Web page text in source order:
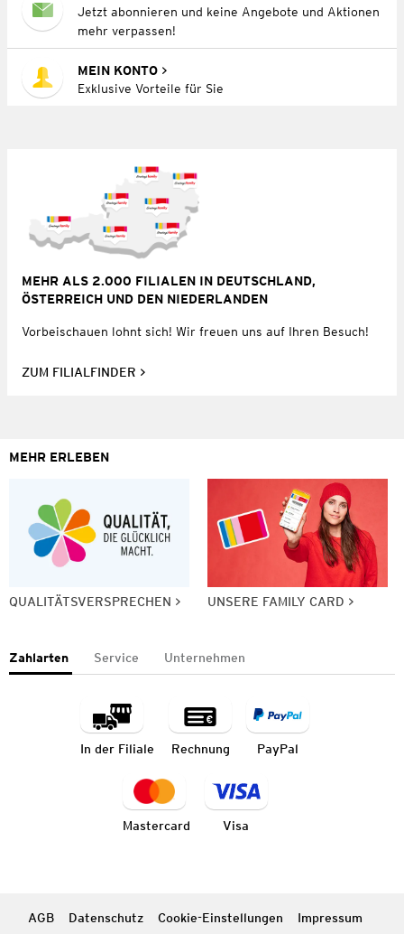
Jetzt abonnieren und keine Angebote und Aktionen
mehr verpassen!
MEIN KONTO
Exklusive Vorteile für Sie
MEHR ALS 2.000 FILIALEN IN DEUTSCHLAND,
ÖSTERREICH UND DEN NIEDERLANDEN
Vorbeischauen lohnt sich! Wir freuen uns auf Ihren Besuch!
ZUM FILIALFINDER
MEHR ERLEBEN
QUALITÄTSVERSPRECHEN UNSERE FAMILY CARD
Zahlarten Service Unternehmen
In der Filiale Rechnung PayPal
Mastercard Visa
AGB Datenschutz Cookie-Einstellungen
Impressum